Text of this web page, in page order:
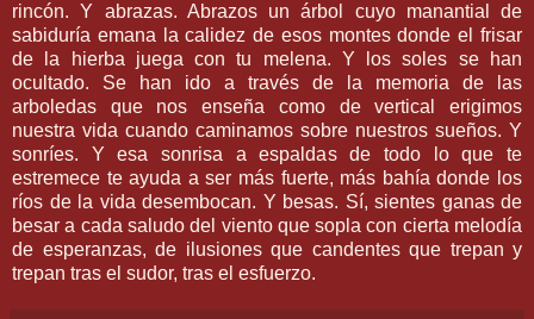
rincón. Y abrazas. Abrazos un árbol cuyo manantial de
sabiduría emana la calidez de esos montes donde el frisar
de la hierba juega con tu melena. Y los soles se han
ocultado. Se han ido a través de la memoria de las
arboledas que nos enseña como de vertical erigimos
nuestra vida cuando caminamos sobre nuestros sueños. Y
sonríes. Y esa sonrisa a espaldas de todo lo que te
estremece te ayuda a ser más fuerte, más bahía donde los
ríos de la vida desembocan. Y besas. Sí, sientes ganas de
besar a cada saludo del viento que sopla con cierta melodía
de esperanzas, de ilusiones que candentes que trepan y
trepan tras el sudor, tras el esfuerzo.